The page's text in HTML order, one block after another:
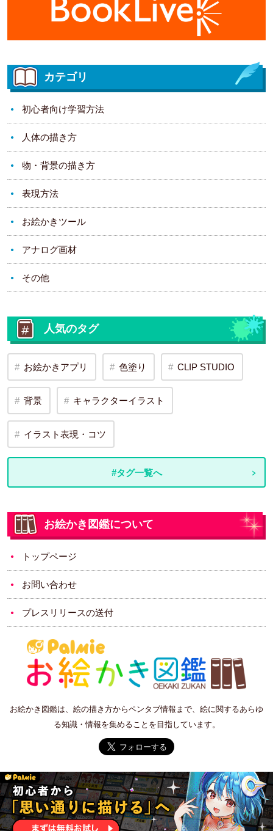
カテゴリ
初心者向け学習方法
人体の描き方
物・背景の描き方
表現方法
お絵かきツール
アナログ画材
その他
人気のタグ
お絵かきアプリ 色塗り CLIP STUDIO
背景 キャラクターイラスト
イラスト表現・コツ
#タグ一覧へ
お絵かき図鑑について
トップページ
お問い合わせ
プレスリリースの送付
お絵かき図鑑は、絵の描き方からペンタブ情報まで、絵に関するあらゆ
る知識・情報を集めることを目指しています。